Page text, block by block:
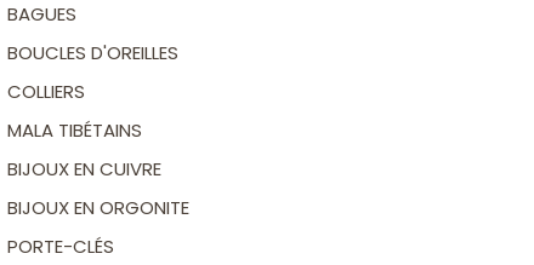
BAGUES
BOUCLES D'OREILLES
COLLIERS
MALA TIBÉTAINS
BIJOUX EN CUIVRE
BIJOUX EN ORGONITE
PORTE-CLÉS